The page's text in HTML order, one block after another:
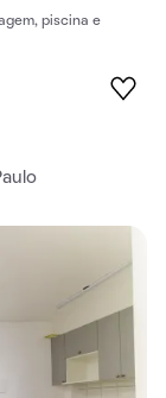
piscina e